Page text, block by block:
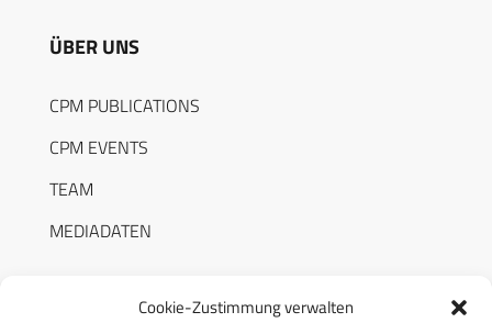
Cookie-Zustimmung verwalten
ÜBER UNS
CPM PUBLICATIONS
CPM EVENTS
TEAM
MEDIADATEN